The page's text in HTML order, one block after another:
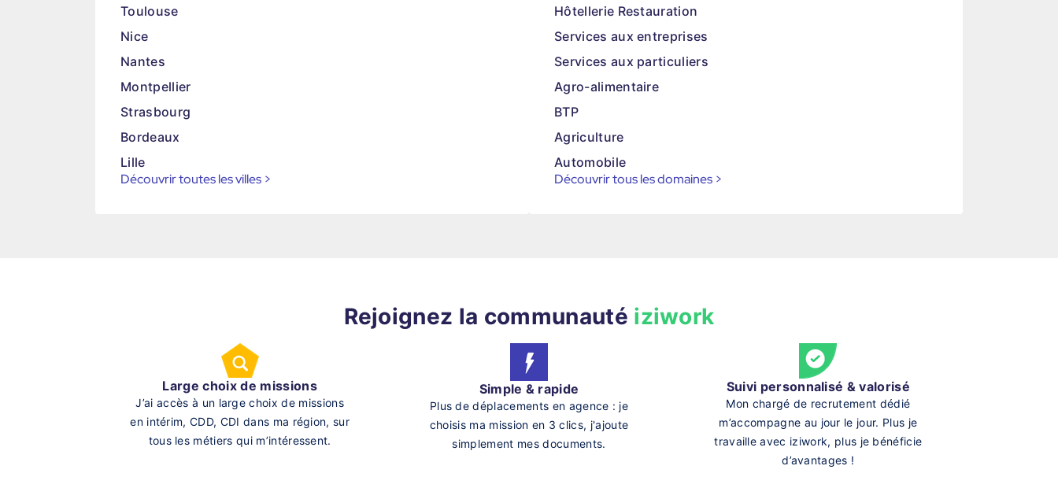
Toulouse
Nice
Nantes
Montpellier
Strasbourg
Bordeaux
Lille
Découvrir toutes les villes >
Hôtellerie Restauration
Services aux entreprises
Services aux particuliers
Agro-alimentaire
BTP
Agriculture
Automobile
Découvrir tous les domaines >
Rejoignez la communauté iziwork
Large choix de missions
J’ai accès à un large choix de missions
en intérim, CDD, CDI dans ma région, sur
tous les métiers qui m’intéressent.
Simple & rapide
Plus de déplacements en agence : je
choisis ma mission en 3 clics, j'ajoute
simplement mes documents.
Suivi personnalisé & valorisé
Mon chargé de recrutement dédié
m’accompagne au jour le jour. Plus je
travaille avec iziwork, plus je bénéficie
d’avantages !